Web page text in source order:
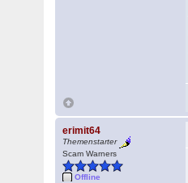
erimit64
Themenstarter
Scam Warners
Offline